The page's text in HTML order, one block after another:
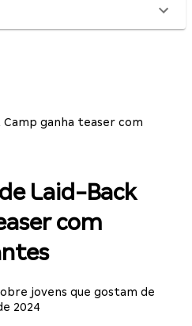
ganha teaser com
Laid-Back
com
jovens que gostam de
2024